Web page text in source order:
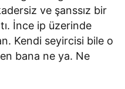
ve şanssız bir
İnce ip üzerinde
Kendi seyircisi bile o
bana ne ya. Ne